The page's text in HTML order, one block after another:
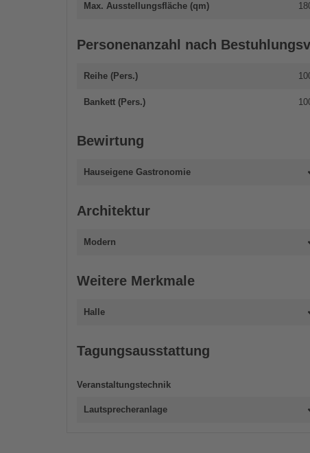
Max. Ausstellungsfläche (qm)
Personenanzahl nach
Reihe (Pers.)
Bankett (Pers.)
Bewirtung
Hauseigene Gastronomie
Architektur
Modern
Weitere Merkmale
Halle
Tagungsausstattung
Veranstaltungstechnik
Lautsprecheranlage